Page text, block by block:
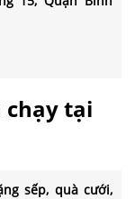
chạy tại
sếp, quà cưới,